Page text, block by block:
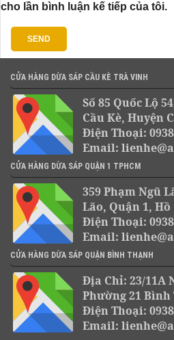
cho lần bình luận kế tiếp của tôi.
CỬA HÀNG DỪA SÁP CẦU KÈ TRÀ VINH
Số 85 Quốc Lộ
Cầu Kè, Huyện
Điện Thoại:
Email:
CỬA HÀNG DỪA SÁP QUẬN 1 TPHCM
359 Phạm Ngũ
Lão, Quận 1,
Điện Thoại:
Email:
CỬA HÀNG DỪA SÁP QUẬN BÌNH THẠNH
Địa Chỉ: 23/11A
Phường 21
Điện Thoại:
Email: